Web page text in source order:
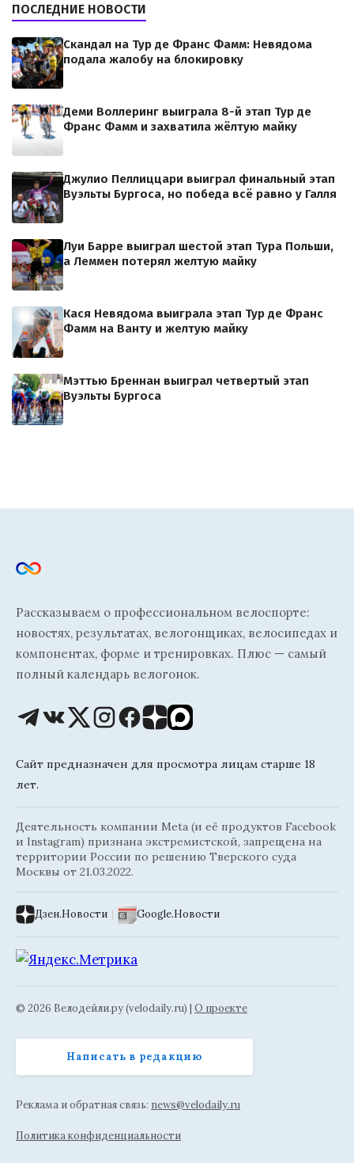
ПОСЛЕДНИЕ НОВОСТИ
Скандал на Тур де Франс Фамм: Невядома
подала жалобу на блокировку
Деми Воллеринг выиграла 8-й этап Тур де
Франс Фамм и захватила жёлтую майку
Джулио Пеллиццари выиграл финальный этап
Вуэльты Бургоса, но победа всё равно у Галля
Луи Барре выиграл шестой этап Тура Польши,
а Леммен потерял желтую майку
Кася Невядома выиграла этап Тур де Франс
Фамм на Ванту и желтую майку
Мэттью Бреннан выиграл четвертый этап
Вуэльты Бургоса
Рассказываем о профессиональном велоспорте:
новостях, результатах, велогонщиках, велосипедах и
компонентах, форме и тренировках. Плюс — самый
полный календарь велогонок.
Сайт предназначен для просмотра лицам старше 18
лет.
Деятельность компании Meta (и её продуктов Facebook
и Instagram) признана экстремистской, запрещена на
территории России по решению Тверского суда
Москвы от 21.03.2022.
Дзен.Новости | Google.Новости
© 2026 Велодейли.ру (velodaily.ru) | О проекте
Написать в редакцию
Реклама и обратная связь: news@velodaily.ru
Политика конфиденциальности